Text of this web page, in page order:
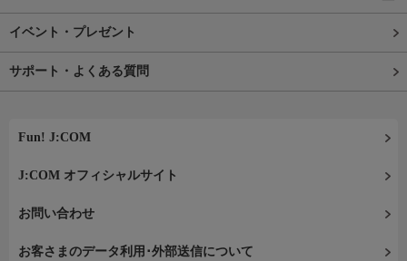
イベント・プレゼント
サポート・よくある質問
Fun! J:COM
J:COM オフィシャルサイト
お問い合わせ
お客さまのデータ利用･外部送信について